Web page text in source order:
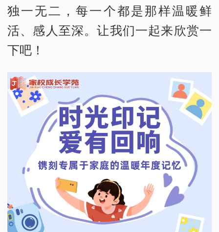
独一无二，每一个都是那样温暖鲜
活、感人至深。让我们一起来欣赏一
下吧！